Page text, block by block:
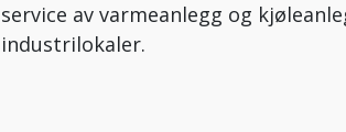
service av varmeanlegg og
industrilokaler.